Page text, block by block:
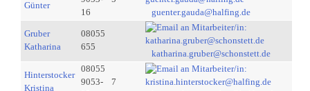
Günter
16
guenter.gauda@halfing.de
Gruber
Katharina
08055
655
katharina.gruber@schonstett.de
Hinterstocker
Kristina
08055
9053-
7